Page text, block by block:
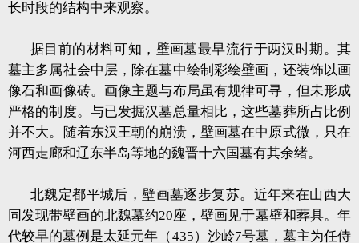
长时段的结构中来观察。
据目前的材料可知，壁画墓最早流行于两汉时期。其
墓主多属社会中层，除在墓中绘制彩绘壁画，还装饰以画
像石和画像砖。画像主题与布局虽有规律可寻，但未形成
严格的制度。与已发掘汉墓总量相比，这些墓葬所占比例
并不大。随着东汉王朝的崩溃，壁画墓在中原式微，只在
河西走廊和辽东半岛等地的魏晋十六国墓有其余绪。
北魏定都平城后，壁画墓逐步复苏。近年来在山西大
同发现带壁画的北魏墓约20座，壁画见于墓壁和葬具。年
代较早的墓例是太延元年（435）沙岭7号墓，墓主为任侍